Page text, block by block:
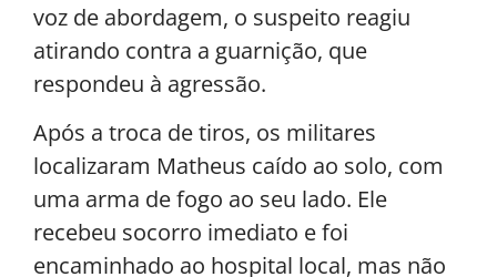
voz de abordagem, o suspeito reagiu
atirando contra a guarnição, que
respondeu à agressão.
Após a troca de tiros, os militares
localizaram Matheus caído ao solo, com
uma arma de fogo ao seu lado. Ele
recebeu socorro imediato e foi
encaminhado ao hospital local, mas não